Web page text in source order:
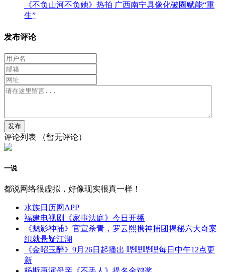
《不负山河不负她》热拍 广西南宁具像化破圈赋能“重
生”
发布评论
评论列表 （暂无评论）
一说
都说网络很虚拟，好像现实很真一样！
水族日历网APP
福建电视剧《家事法庭》今日开播
《魅影神捕》官宣杀青，罗云熙携神捕团揭秘六大奇案
织就悬疑江湖
《金昭玉醉》9月26日起播出 哔哩哔哩每日中午12点更
新